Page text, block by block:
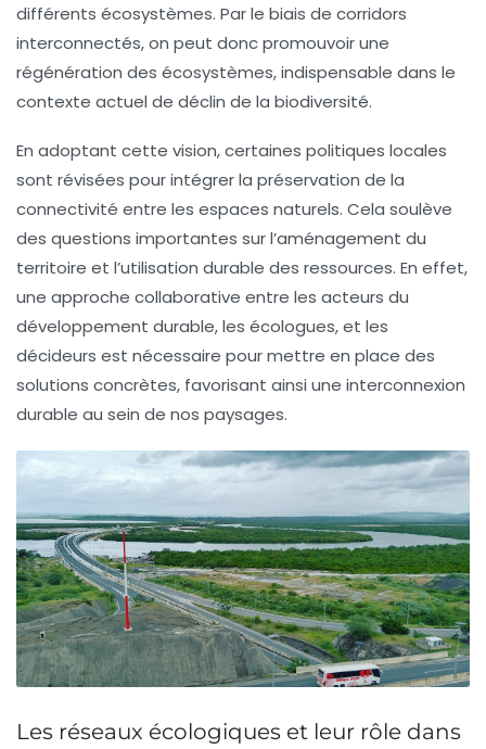
différents écosystèmes. Par le biais de corridors
interconnectés, on peut donc promouvoir une
régénération des écosystèmes, indispensable dans le
contexte actuel de déclin de la biodiversité.
En adoptant cette vision, certaines politiques locales
sont révisées pour intégrer la préservation de la
connectivité entre les espaces naturels. Cela soulève
des questions importantes sur l’aménagement du
territoire et l’utilisation durable des ressources. En effet,
une approche collaborative entre les acteurs du
développement durable, les écologues, et les
décideurs est nécessaire pour mettre en place des
solutions concrètes, favorisant ainsi une interconnexion
durable au sein de nos paysages.
Les réseaux écologiques et leur rôle dans